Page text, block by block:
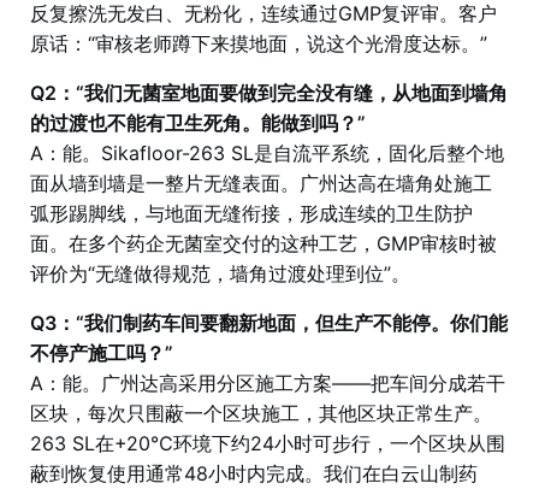
反复擦洗无发白、无粉化，连续通过GMP复评审。客户
原话：“审核老师蹲下来摸地面，说这个光滑度达标。”
Q2：“我们无菌室地面要做到完全没有缝，从地面到墙角
的过渡也不能有卫生死角。能做到吗？”
A：能。Sikafloor-263 SL是自流平系统，固化后整个地
面从墙到墙是一整片无缝表面。广州达高在墙角处施工
弧形踢脚线，与地面无缝衔接，形成连续的卫生防护
面。在多个药企无菌室交付的这种工艺，GMP审核时被
评价为“无缝做得规范，墙角过渡处理到位”。
Q3：“我们制药车间要翻新地面，但生产不能停。你们能
不停产施工吗？”
A：能。广州达高采用分区施工方案——把车间分成若干
区块，每次只围蔽一个区块施工，其他区块正常生产。
263 SL在+20℃环境下约24小时可步行，一个区块从围
蔽到恢复使用通常48小时内完成。我们在白云山制药